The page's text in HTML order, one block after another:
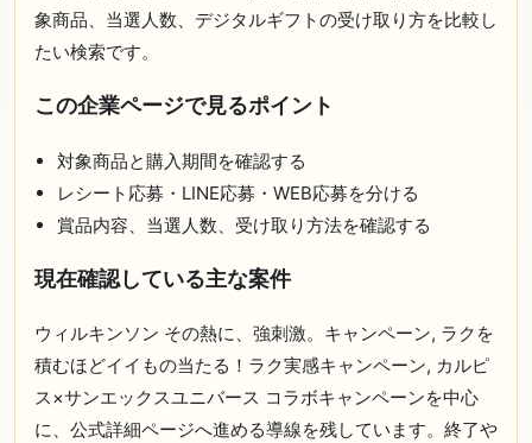
象商品、当選人数、デジタルギフトの受け取り方を比較し
たい検索です。
この企業ページで見るポイント
対象商品と購入期間を確認する
レシート応募・LINE応募・WEB応募を分ける
賞品内容、当選人数、受け取り方法を確認する
現在確認している主な案件
ウィルキンソン その熱に、強刺激。キャンペーン, ラクを
積むほどイイもの当たる！ラク実感キャンペーン, カルピ
ス×サンエックスユニバース コラボキャンペーンを中心
に、公式詳細ページへ進める導線を残しています。終了や